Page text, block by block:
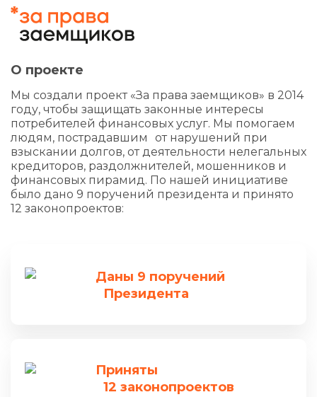
О проекте
Мы создали проект «За права заемщиков» в 2014
году, чтобы защищать законные интересы
потребителей финансовых услуг. Мы помогаем
людям, пострадавшим от нарушений при
взыскании долгов, от деятельности нелегальных
кредиторов, раздолжнителей, мошенников и
финансовых пирамид. По нашей инициативе
было дано 9 поручений президента и принято
12 законопроектов:
Даны 9 поручений
Президента
Приняты
12 законопроектов